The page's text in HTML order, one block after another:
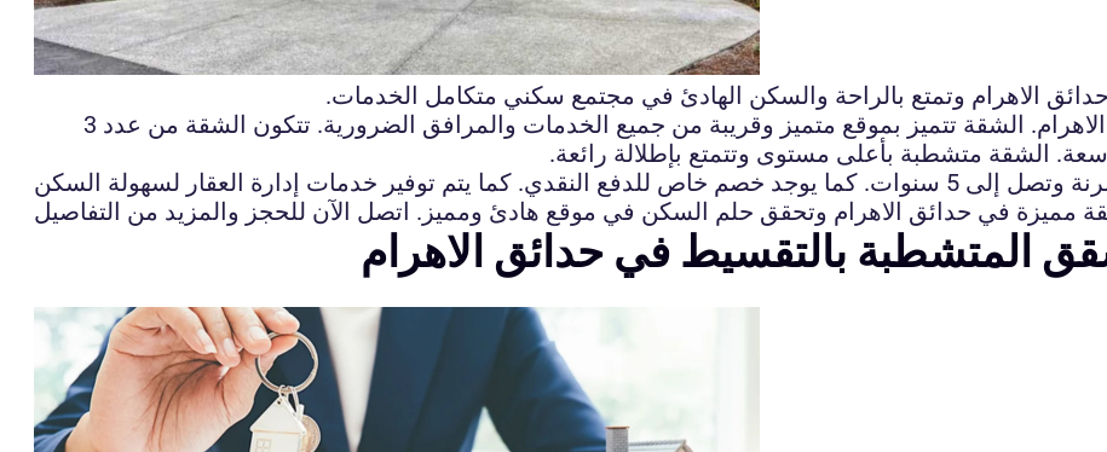
الاهرام وتمتع بالراحة والسكن الهادئ في مجتمع سكني متكامل الخدمات.
فرصة لامتلاك شقة متشطبة بالتقسيط في حدائق الاهرام. الشقة تتميز بموقع متميز وقريبة من جميع الخدمات والمرافق الضرورية. تتكون الشقة من عدد 3
المتشطبة بالتقسيط في حدائق الاهرام